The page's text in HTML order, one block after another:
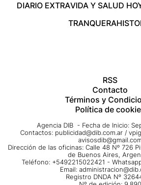
DIARIO EXTRAVIDA Y SALUD
TRANQUERA
RSS
Contacto
Términos y
Política de
Agencia DIB - Fecha de Inicio:
Contactos: publicidad@dib.com.ar /
Dirección de las oficinas: Calle 48 Nº 726
de Buenos Aires,
Teléfono: +5492215022421 -
Email:
Registro DNDA Nº